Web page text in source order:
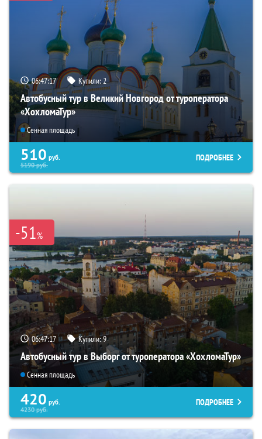
06:47:16 Купили:2
Автобусный тур в Великий Новгород от туроператора
«ХохломаТур»
Сенная площадь
510 руб.
5190руб.
ПОДРОБНЕЕ
-51%
06:47:16 Купили:9
Автобусный тур в Выборг от туроператора «ХохломаТур»
Сенная площадь
420 руб.
4230руб.
ПОДРОБНЕЕ